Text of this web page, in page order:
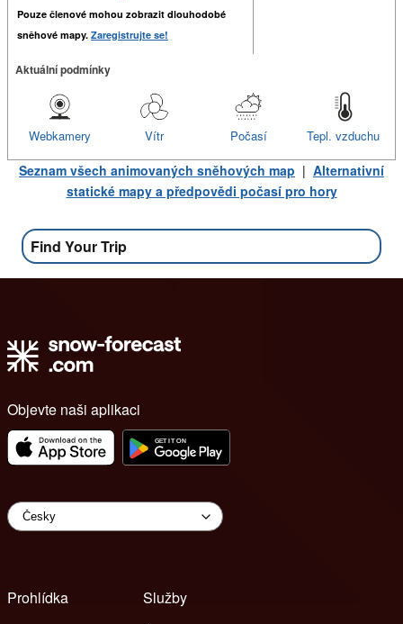
Pouze členové mohou zobrazit dlouhodobé
sněhové mapy. Zaregistrujte se!
Aktuální podmínky
Tepl. vzduchu
Počasí
Vítr
Webkamery
Seznam všech animovaných sněhových map | Alternativní
statické mapy a předpovědi počasí pro hory
Find Your Trip
Objevte naši aplikaci
Prohlídka
Služby